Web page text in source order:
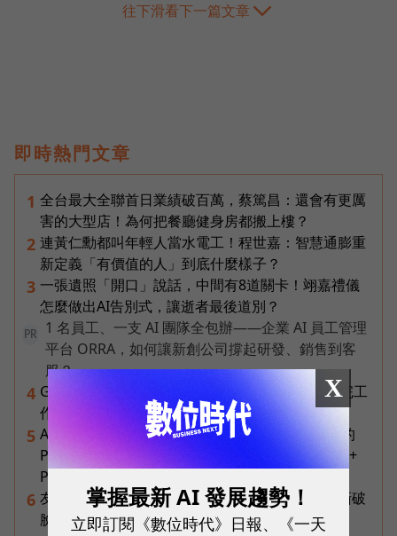
往下滑看下一篇文章
即時熱門文章
1 全台最大全聯首日業績破百萬，蔡篤昌：還會有更厲
害的大型店！為何把餐廳健身房都搬上樓？
2 連黃仁勳都叫年輕人當水電工！程世嘉：智慧通膨重
新定義「有價值的人」到底什麼樣子？
3 一張遺照「開口」說話，中間有8道關卡！翊嘉禮儀
怎麼做出AI告別式，讓逝者最後道別？
PR
1 名員工、一支 AI 團隊全包辦——企業 AI 員工管理
平台 ORRA，如何讓新創公司撐起研發、銷售到客
服？
4 Gemini Spark完整教學｜幫你讀Gmail、自動跑完工
作流程，3個超實用情境一次看
5 AI 時代的行動生產力：MSI 如何用「理解情境」的
Prestige 14 Flip AI+ 重新定義商務筆電與 Copilot+
PC？
6 友達二把手裸辭內幕！彭双浪親邀的接班人為何撕破
臉？「落後群創」成最後稻草？
X
掌握最新 AI 發展趨勢！
立即訂閱《數位時代》日報、《一天